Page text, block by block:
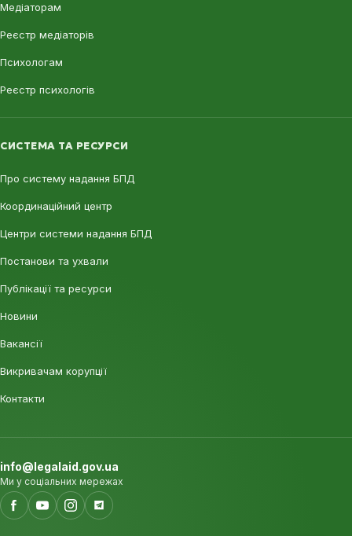
Медіаторам
Реєстр медіаторів
Психологам
Реєстр психологів
СИСТЕМА ТА РЕСУРСИ
Про систему надання БПД
Координаційний центр
Центри системи надання БПД
Постанови та ухвали
Публікації та ресурси
Новини
Вакансії
Викривачам корупції
Контакти
info@legalaid.gov.ua
Ми у соціальних мережах